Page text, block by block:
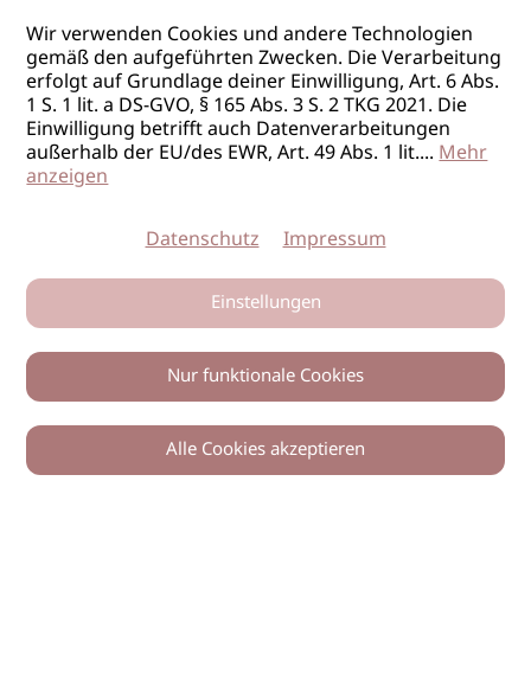
Wir verwenden Cookies und andere Technologien
gemäß den aufgeführten Zwecken. Die Verarbeitung
erfolgt auf Grundlage deiner Einwilligung, Art. 6 Abs.
1 S. 1 lit. a DS-GVO, § 165 Abs. 3 S. 2 TKG 2021. Die
Einwilligung betrifft auch Datenverarbeitungen
außerhalb der EU/des EWR, Art. 49 Abs. 1 lit....Mehr
anzeigen
Datenschutz Impressum
Einstellungen
Nur funktionale Cookies
Alle Cookies akzeptieren